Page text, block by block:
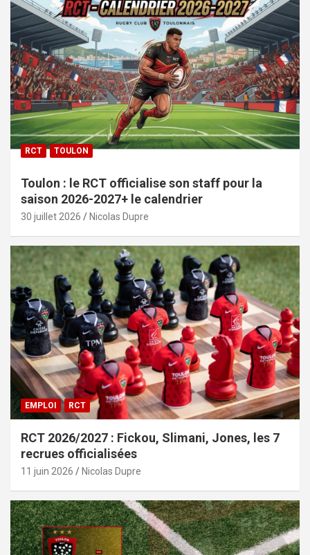
RCT TOULON
Toulon : le RCT officialise son staff pour la
saison 2026-2027+ le calendrier
30 juillet 2026 Nicolas Dupre
EMPLOI RCT
RCT 2026/2027 : Fickou, Slimani, Jones, les 7
recrues officialisées
11 juin 2026 Nicolas Dupre